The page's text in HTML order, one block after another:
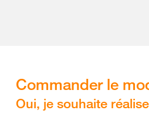
Commander le
Oui, je souhaite